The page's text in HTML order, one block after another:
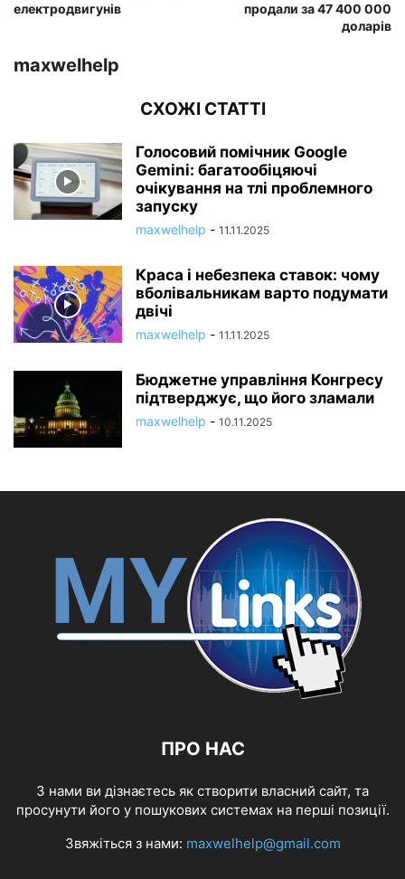
електродвигунів
продали за 47 400 000
доларів
maxwelhelp
СХОЖІ СТАТТІ
Голосовий помічник Google
Gemini: багатообіцяючі
очікування на тлі проблемного
запуску
maxwelhelp - 11.11.2025
Краса і небезпека ставок: чому
вболівальникам варто подумати
двічі
maxwelhelp - 11.11.2025
Бюджетне управління Конгресу
підтверджує, що його зламали
maxwelhelp - 10.11.2025
ПРО НАС
З нами ви дізнаєтесь як створити власний сайт, та
просунути його у пошукових системах на перші позиції.
Звяжіться з нами: maxwelhelp@gmail.com